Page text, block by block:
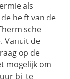
als
helft van de
Vanuit de
op de
mogelijk om
bij te